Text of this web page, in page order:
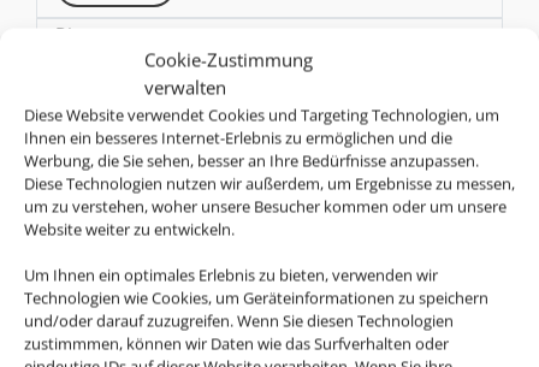
Cookie-Zustimmung
verwalten
Diese Website verwendet Cookies und Targeting Technologien, um
Ihnen ein besseres Internet-Erlebnis zu ermöglichen und die
Werbung, die Sie sehen, besser an Ihre Bedürfnisse anzupassen.
Diese Technologien nutzen wir außerdem, um Ergebnisse zu messen,
um zu verstehen, woher unsere Besucher kommen oder um unsere
Website weiter zu entwickeln.
Um Ihnen ein optimales Erlebnis zu bieten, verwenden wir
Technologien wie Cookies, um Geräteinformationen zu speichern
und/oder darauf zuzugreifen. Wenn Sie diesen Technologien
zustimmmen, können wir Daten wie das Surfverhalten oder
DL
Delta Air Lines
AGB
Online Check-In
Gepäck
U2
easyJet
AGB